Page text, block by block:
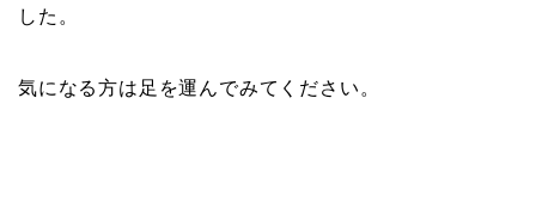
した。
気になる方は足を運んでみてください。